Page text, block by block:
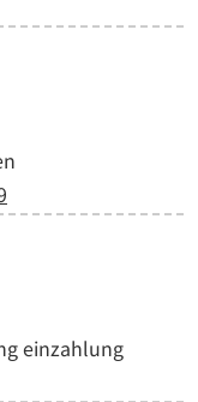
einzahlung